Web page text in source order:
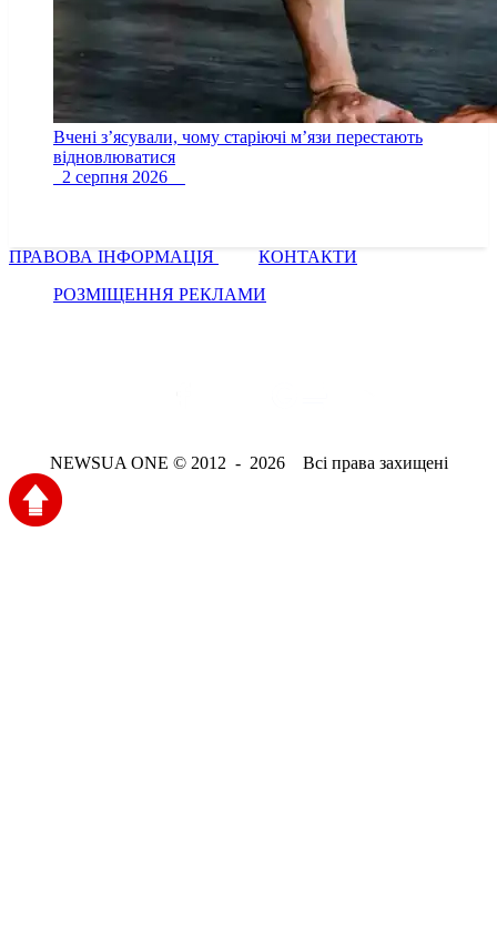
Вчені з’ясували, чому старіючі м’язи перестають
відновлюватися
2 серпня 2026
ПРАВОВА ІНФОРМАЦІЯ
КОНТАКТИ
РОЗМІЩЕННЯ РЕКЛАМИ
NEWSUA ONE © 2012 - 2026 Всі права захищені